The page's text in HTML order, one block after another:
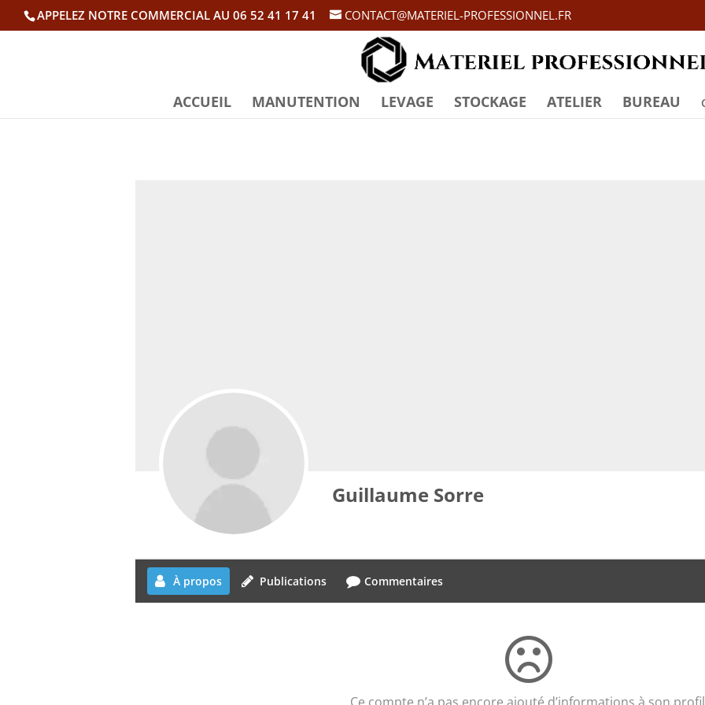
APPELEZ NOTRE COMMERCIAL AU 06 52 41 17 41 CONTACT@MATERIEL-PROFESSIONNEL.FR
ACCUEIL MANUTENTION LEVAGE STOCKAGE ATELIER BUREAU
Guillaume Sorre
À propos Publications Commentaires